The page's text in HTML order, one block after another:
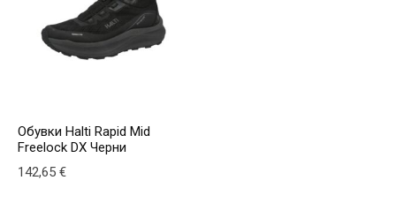
Обувки Halti Rapid Mid
Freelock DX Черни
142,65 €